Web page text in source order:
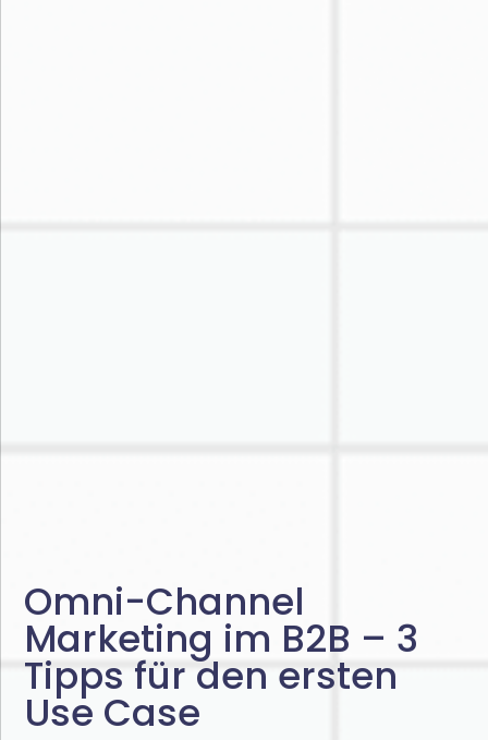
Omni-Channel
Marketing im B2B – 3
Tipps für den ersten
Use Case